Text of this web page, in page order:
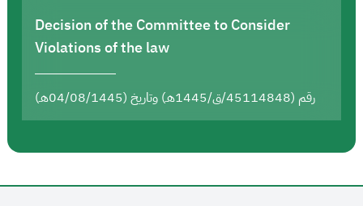
Decision of the Committee to Consider
Violations of the law
رقم (45114848/ق/1445هـ) وتاريخ (04/08/1445هـ)